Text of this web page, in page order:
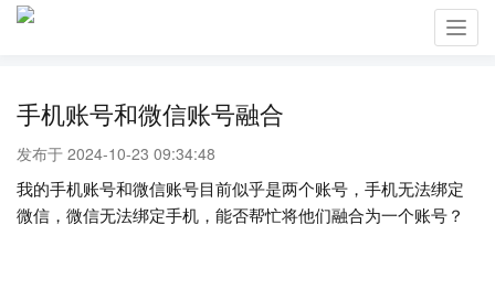
手机账号和微信账号融合
发布于 2024-10-23 09:34:48
我的手机账号和微信账号目前似乎是两个账号，手机无法绑定
微信，微信无法绑定手机，能否帮忙将他们融合为一个账号？